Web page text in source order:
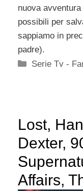
nuova
possibili per
sappiamo in
padre).
Categorie
Serie Tv -
Lost,
Dexter,
Affairs,